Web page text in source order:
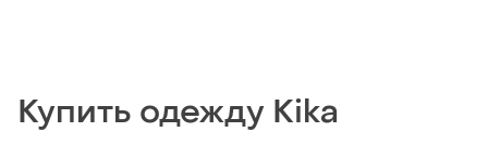
Купить одежду Kika